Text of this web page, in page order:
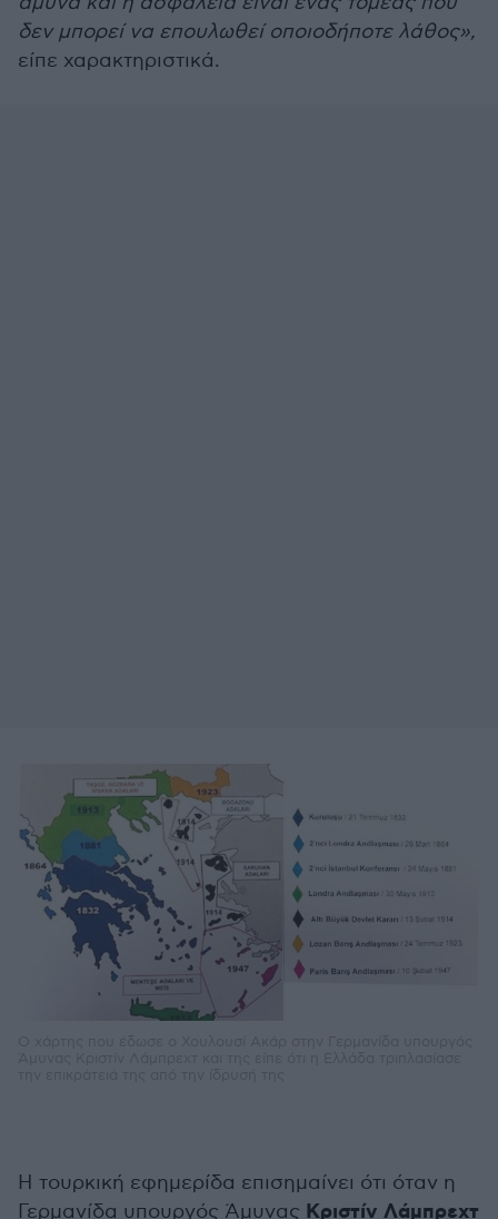
δεν μπορεί να επουλωθεί οποιοδήποτε λάθος»,
είπε χαρακτηριστικά.
Η τουρκική εφημερίδα επισημαίνει ότι όταν η
Γερμανίδα υπουργός Άμυνας Κριστίν Λάμπρεχτ